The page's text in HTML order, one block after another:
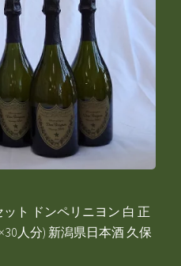
ト ドンペリニヨン 白 正
人分) 新潟県日本酒 久保